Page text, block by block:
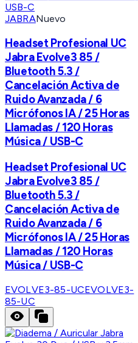
JABRANuevo
Headset Profesional UC
Jabra Evolve3 85 /
Bluetooth 5.3 /
Cancelación Activa de
Ruido Avanzada / 6
Micrófonos IA / 25 Horas
Llamadas / 120 Horas
Música / USB-C
Headset Profesional UC
Jabra Evolve3 85 /
Bluetooth 5.3 /
Cancelación Activa de
Ruido Avanzada / 6
Micrófonos IA / 25 Horas
Llamadas / 120 Horas
Música / USB-C
EVOLVE3-85-UCEVOLVE3-
85-UC